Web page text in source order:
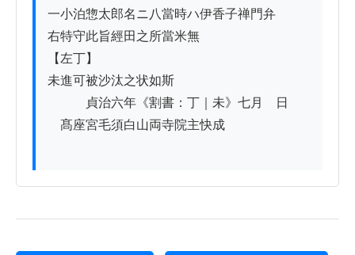
一小泊惣太郎名ニ八當時ハ伊香子禅門弁
右特守此旨經田之所當米無
【左丁】
未進可被沙汰之状如斯
貞治六年《割書：丁｜未》七月　日
髙座宮毛須白山両寺院主快成